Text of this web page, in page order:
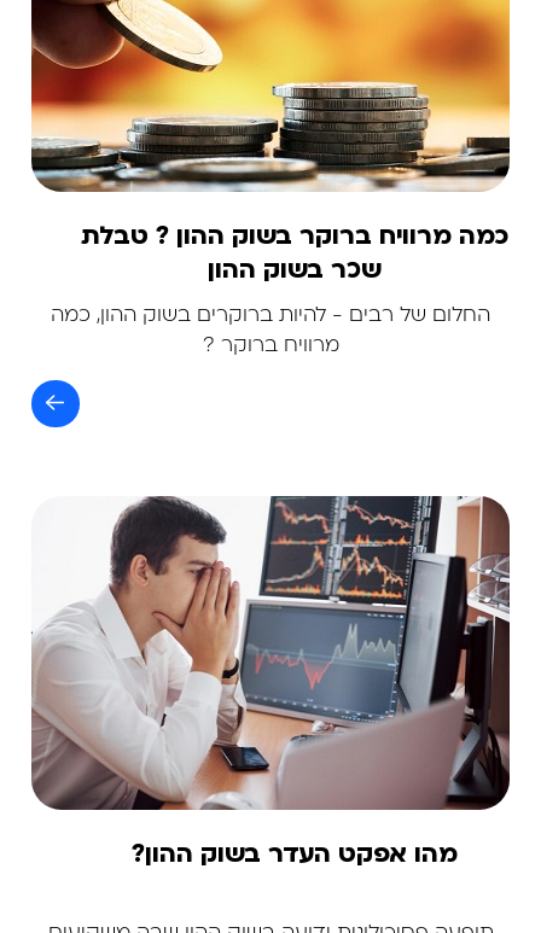
כמה מרוויח ברוקר בשוק ההון ? טבלת
שכר בשוק ההון
החלום של רבים - להיות ברוקרים בשוק ההון, כמה
מרוויח ברוקר ?
מהו אפקט העדר בשוק ההון?